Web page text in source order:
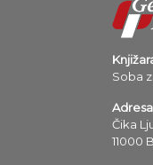
Soba
Čika
11000